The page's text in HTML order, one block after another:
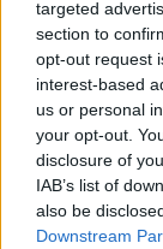
targeted
section to
opt-out request
interest-based
us or personal
your opt-out.
disclosure of
IAB’s list of
also be
Downstream
HELLENiQ
εκατ. ευρώ τα EBITDA
Viohalco:
ο τζίρος στο α'
δισ. ευρώ – Στα
τα EBITDA